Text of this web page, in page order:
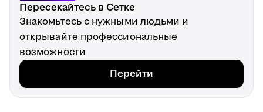
Пересекайтесь в Сетке
Знакомьтесь с нужными людьми и
открывайте профессиональные
возможности
Перейти